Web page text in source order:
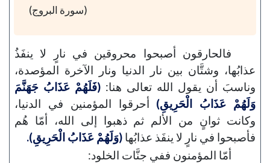
(سورة البروج)
فالحارقون أصبحوا محروقين في نارٍ لا ينفَذُ
عذابُها، وشتَّان بين نار الدنيا ونار الآخرة المؤصدة،
وناسبَ أن يقول الله تعالى هنا: (فَلَهُمْ عَذَابُ جَهَنَّمَ
وَلَهُمْ عَذَابُ الْحَرِيقِ) أحرقوا المؤمنين في الدنيا،
وكانت ثوانٍ من الألم ثم ذهبوا إلى الله، أمّا هُم
فأصبحوا في نارٍ لا ينفَذ عذابُها (وَلَهُمْ عَذَابُ الْحَرِيقِ).
أمّا المؤمنون ففي جنَّات الخلود: